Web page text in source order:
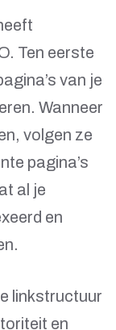
Ten eerste
van je
Wanneer
volgen ze
pagina’s
al je
en
linkstructuur
en